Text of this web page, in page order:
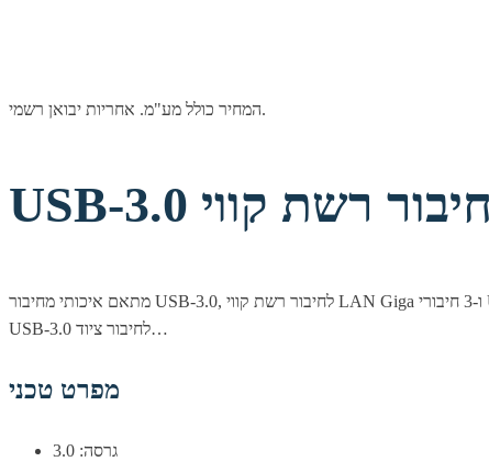
המחיר כולל מע"מ. אחריות יבואן רשמי.
מתאם איכותי מחיבור USB-3.0, לחיבור רשת קווי LAN Giga ו-3 חיבורי USB-3.0. אידיאלי לשימוש עם מחשבים נייחים וניידים, ללא חיבור רשת או חיבור רשת תקול. בצידו האחד חיבור USB-3.0 זכר ובצידו השני 3 חיבורי
USB-3.0 לחיבור ציוד…
מפרט טכני
גרסה: 3.0